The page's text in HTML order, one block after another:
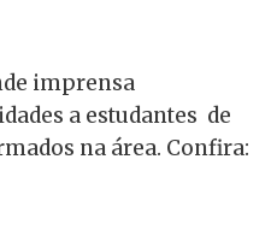
imprensa
a estudantes de
na área. Confira: